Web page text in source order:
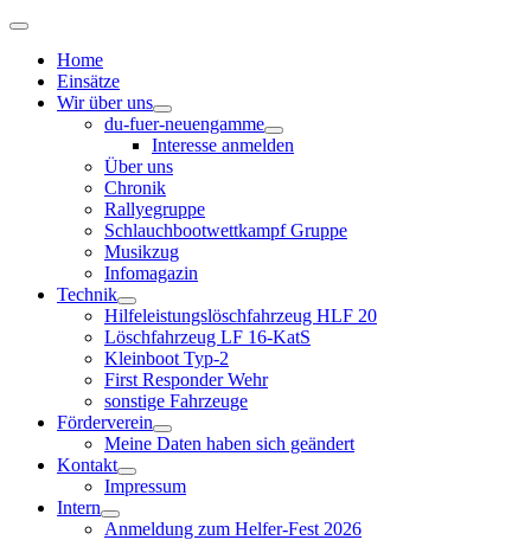
Home
Einsätze
Wir über uns
du-fuer-neuengamme
Interesse anmelden
Über uns
Chronik
Rallyegruppe
Schlauchbootwettkampf Gruppe
Musikzug
Infomagazin
Technik
Hilfeleistungslöschfahrzeug HLF 20
Löschfahrzeug LF 16-KatS
Kleinboot Typ-2
First Responder Wehr
sonstige Fahrzeuge
Förderverein
Meine Daten haben sich geändert
Kontakt
Impressum
Intern
Anmeldung zum Helfer-Fest 2026